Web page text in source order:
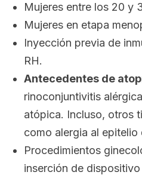
Mujeres entre los 20 y
Mujeres en etapa
Inyección previa de
RH.
Antecedentes de
rinoconjuntivitis
atópica. Incluso, otros
como alergia al epitelio
Procedimientos
inserción de